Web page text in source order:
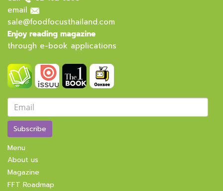
email
sale@foodfocusthailand.com
Enjoy reading magazine
through e-book applications
Subscribe
Menu
About us
Magazine
FFT Roadmap